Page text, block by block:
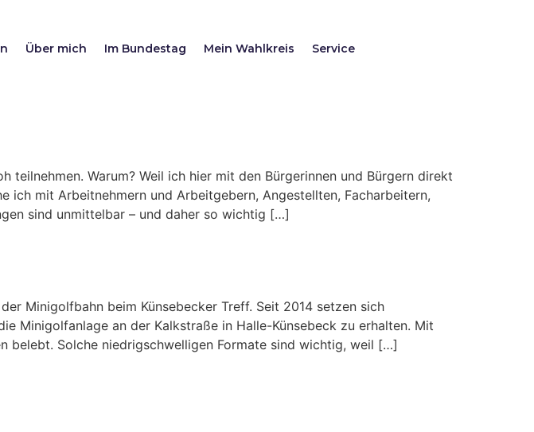
Über mich Im Bundestag Mein Wahlkreis Service
Warum? Weil ich hier mit den Bürgerinnen und Bürgern direkt
ich mit Arbeitnehmern und Arbeitgebern, Angestellten, Facharbeitern,
sind unmittelbar – und daher so wichtig […]
Minigolfbahn beim Künsebecker Treff. Seit 2014 setzen sich
Minigolfanlage an der Kalkstraße in Halle-Künsebeck zu erhalten. Mit
belebt. Solche niedrigschwelligen Formate sind wichtig, weil […]